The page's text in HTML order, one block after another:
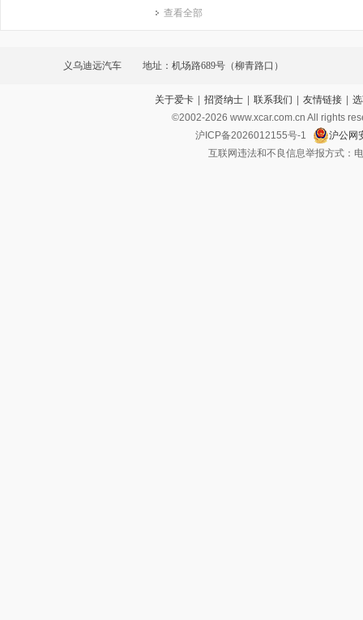
查看全部
义乌迪远汽车 地址：机场路689号（柳青路口）
关于爱卡 招贤纳士 联系我们 友情链接
©2002-2026 www.xcar.com.cn All rights
沪ICP备2026012155号-1
沪公网
互联网违法和不良信息举报方式：